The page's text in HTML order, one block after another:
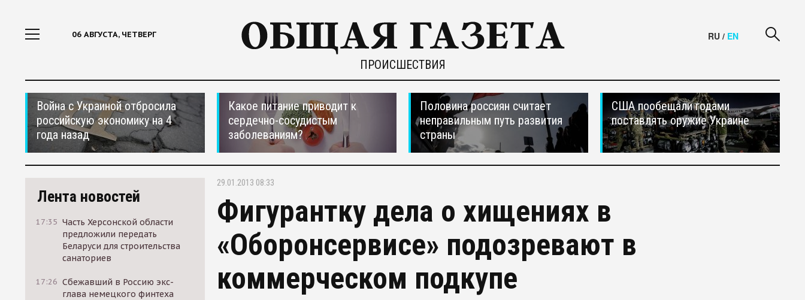
06 АВГУСТА, ЧЕТВЕРГ
ПРОИСШЕСТВИЯ
RU / EN
Война с Украиной отбросила
российскую экономику на 4
года назад
Какое питание приводит к
сердечно-сосудистым
заболеваниям?
Половина россиян считает
неправильным путь развития
страны
США пообещали годами
поставлять оружие Украине
Лента новостей
17:35 Часть Херсонской области
предложили передать
Беларуси для строительства
санаториев
17:26 Сбежавший в Россию экс-
глава немецкого финтеха
29.01.2013 08:33
Фигурантку дела о хищениях в
«Оборонсервисе» подозревают в
коммерческом подкупе